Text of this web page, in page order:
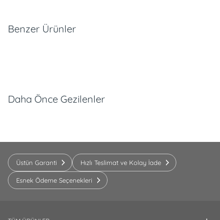
Benzer Ürünler
Daha Önce Gezilenler
Üstün Garanti Hızlı Teslimat ve Kolay İade
Esnek Ödeme Seçenekleri